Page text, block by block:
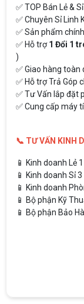
✅ TOP Bán Lẻ &
✅ Chuyên Sỉ Linh
✅ Sản phẩm
✅ Hỗ trợ1 Đổi 1
)
✅ Giao hàng
✅ Hỗ trợ Trả Góp
✅ Tư Vấn lắp đặt
✅ Cung cấp máy
📞 TƯ VẤN KINH
📱 Kinh doanh Lẻ
📱 Kinh doanh Sỉ
📱 Kinh doanh
📱 Bộ phận Kỹ
📱 Bộ phận Bảo